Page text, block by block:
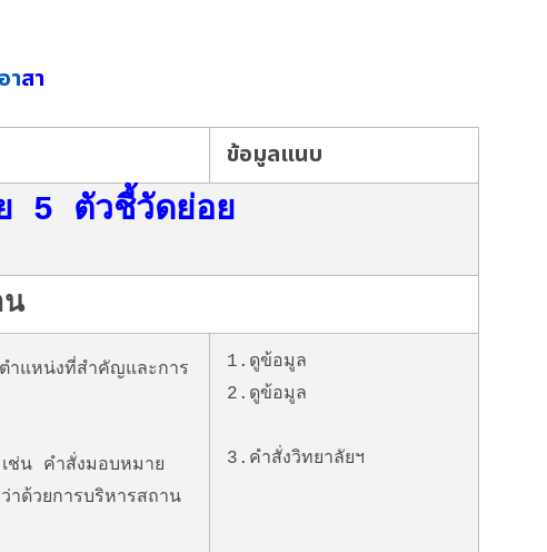
าสา
ข้อมูลแนบ
5 ตัวชี้วัดย่อย
ำแหน่งที่สำคัญและการ
ช่น คำสั่งมอบหมาย
ด้วยการบริหารสถาน
1. ดูข้อมูล
2.ดูข้อมูล
3.คำสั่งวิทยาลัยฯ